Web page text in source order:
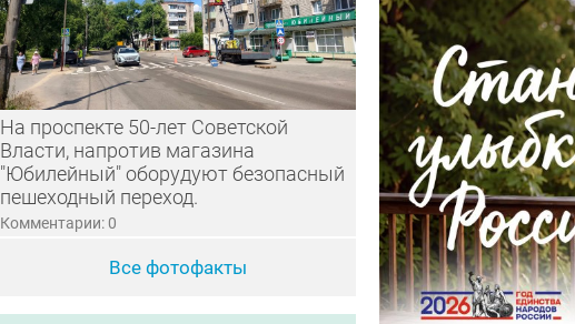
На проспекте 50-лет Советской
Власти, напротив магазина
"Юбилейный" оборудуют безопасный
пешеходный переход.
Комментарии: 0
Все фотофакты